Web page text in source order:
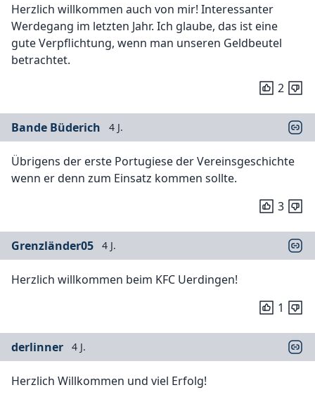
Herzlich willkommen auch von mir! Interessanter
Werdegang im letzten Jahr. Ich glaube, das ist eine
gute Verpflichtung, wenn man unseren Geldbeutel
betrachtet.
2
Bande Büderich 4 J.
Übrigens der erste Portugiese der Vereinsgeschichte
wenn er denn zum Einsatz kommen sollte.
3
Grenzländer05 4 J.
Herzlich willkommen beim KFC Uerdingen!
1
derlinner 4 J.
Herzlich Willkommen und viel Erfolg!